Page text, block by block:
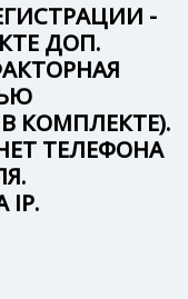
-
ДОП.
КОМПЛЕКТЕ).
ТЕЛЕФОНА
IP.